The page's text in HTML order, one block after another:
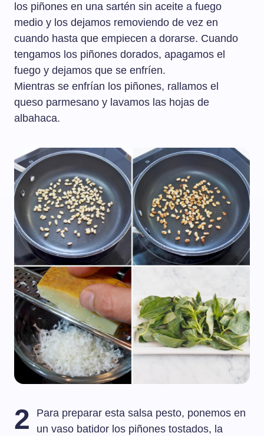
los piñones en una sartén sin aceite a fuego
medio y los dejamos removiendo de vez en
cuando hasta que empiecen a dorarse. Cuando
tengamos los piñones dorados, apagamos el
fuego y dejamos que se enfríen.
Mientras se enfrían los piñones, rallamos el
queso parmesano y lavamos las hojas de
albahaca.
2
Para preparar esta salsa pesto, ponemos en
un vaso batidor los piñones tostados, la